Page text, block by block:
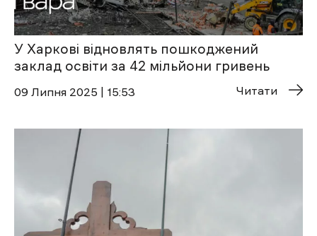
У Харкові відновлять пошкоджений
заклад освіти за 42 мільйони гривень
09 Липня 2025 | 15:53 Читати